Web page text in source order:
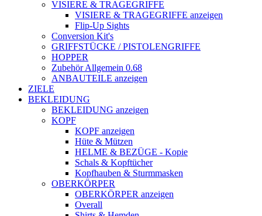
VISIERE & TRAGEGRIFFE
VISIERE & TRAGEGRIFFE anzeigen
Flip-Up Sights
Conversion Kit's
GRIFFSTÜCKE / PISTOLENGRIFFE
HOPPER
Zubehör Allgemein 0.68
ANBAUTEILE anzeigen
ZIELE
BEKLEIDUNG
BEKLEIDUNG anzeigen
KOPF
KOPF anzeigen
Hüte & Mützen
HELME & BEZÜGE - Kopie
Schals & Kopftücher
Kopfhauben & Sturmmasken
OBERKÖRPER
OBERKÖRPER anzeigen
Overall